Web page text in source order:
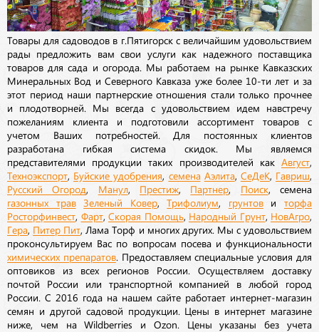
Товары для садоводов в г.Пятигорск с величайшим удовольствием
рады предложить вам свои услуги как надежного поставщика
товаров для сада и огорода. Мы работаем на рынке Кавказских
Минеральных Вод и Северного Кавказа уже более 10-ти лет и за
этот период наши партнерские отношения стали только прочнее
и плодотворней. Мы всегда с удовольствием идем навстречу
пожеланиям клиента и подготовили ассортимент товаров с
учетом Ваших потребностей. Для постоянных клиентов
разработана гибкая система скидок. Мы являемся
представителями продукции таких производителей как Август
Техноэкспорт Буйские удобрения семена Аэлита, СеДеК Гавриш
Русский Огород Манул, Престиж Партнер Поиск, семена
газонных трав Зеленый Ковер,Трифолиум грунтовиторфа
Росторфинвест Фарт, Скорая Помощь Народный Грунт, НовАгро
Гера Питер Пит , Лама Торф и многих других. Мы с удовольствием
проконсультируем Вас по вопросам посева и функциональности
химических препаратов. Предоставляем специальные условия для
оптовиков из всех регионов России. Осуществляем доставку
почтой России или транспортной компанией в любой город
России. С 2016 года на нашем сайте работает интернет-магазин
семян и другой садовой продукции. Цены в интернет магазине
ниже, чем на Wildberries и Ozon. Цены указаны без учета